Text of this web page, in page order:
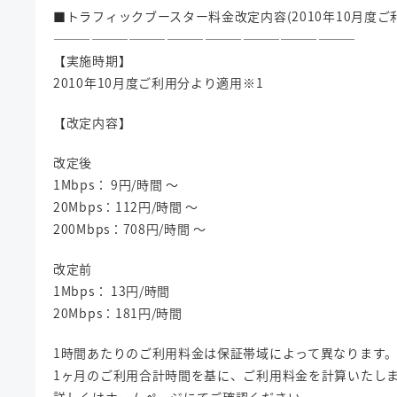
■トラフィックブースター料金改定内容(2010年10月度ご
————————————————————————
【実施時期】
2010年10月度ご利用分より適用※1
【改定内容】
改定後
1Mbps： 9円/時間 ～
20Mbps：112円/時間 ～
200Mbps：708円/時間 ～
改定前
1Mbps： 13円/時間
20Mbps：181円/時間
1時間あたりのご利用料金は保証帯域によって異なります。
1ヶ月のご利用合計時間を基に、ご利用料金を計算いたしま